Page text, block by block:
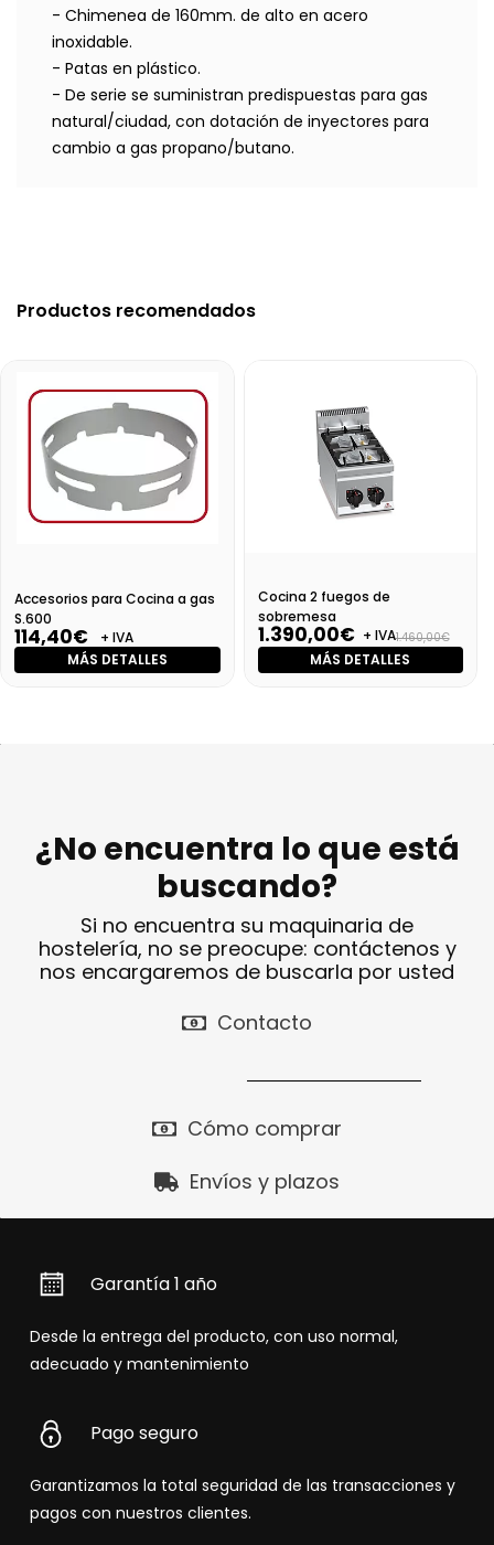
- Chimenea de 160mm. de alto en acero
inoxidable.
- Patas en plástico.
- De serie se suministran predispuestas para gas
natural/ciudad, con dotación de inyectores para
cambio a gas propano/butano.
Productos recomendados
Accesorios para Cocina a gas
S.600
114,40€
+ IVA
MÁS DETALLES
Cocina 2 fuegos de
sobremesa
1.390,00€ + IVA1.460,00€
MÁS DETALLES
¿No encuentra lo que está
buscando?
Si no encuentra su maquinaria de
hostelería, no se preocupe: contáctenos y
nos encargaremos de buscarla por usted
Contacto
Cómo comprar
Envíos y plazos
Garantía 1 año
Desde la entrega del producto, con uso normal,
adecuado y mantenimiento
Pago seguro
Garantizamos la total seguridad de las transacciones y
pagos con nuestros clientes.